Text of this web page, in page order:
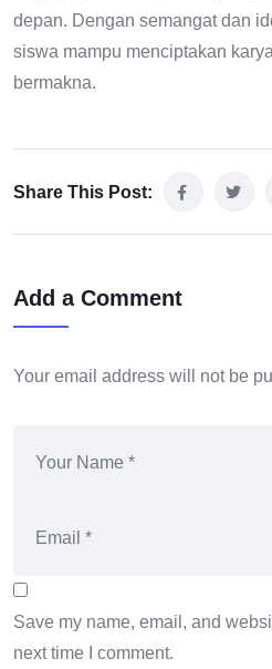
depan. Dengan semangat dan
siswa mampu menciptakan
bermakna.
Share This Post:
Add a Comment
Your email address will not be
Save my name, email, and
next time I comment.